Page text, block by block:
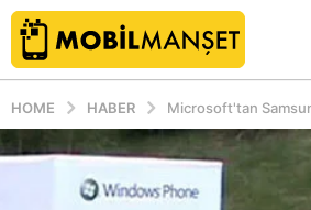
HOME HABER Microsoft'tan